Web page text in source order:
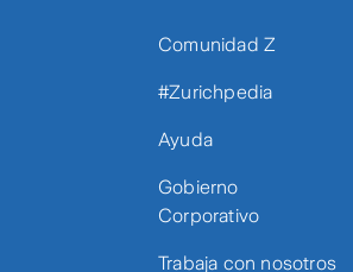
Comunidad Z
#Zurichpedia
Ayuda
Gobierno
Corporativo
Trabaja con nosotros